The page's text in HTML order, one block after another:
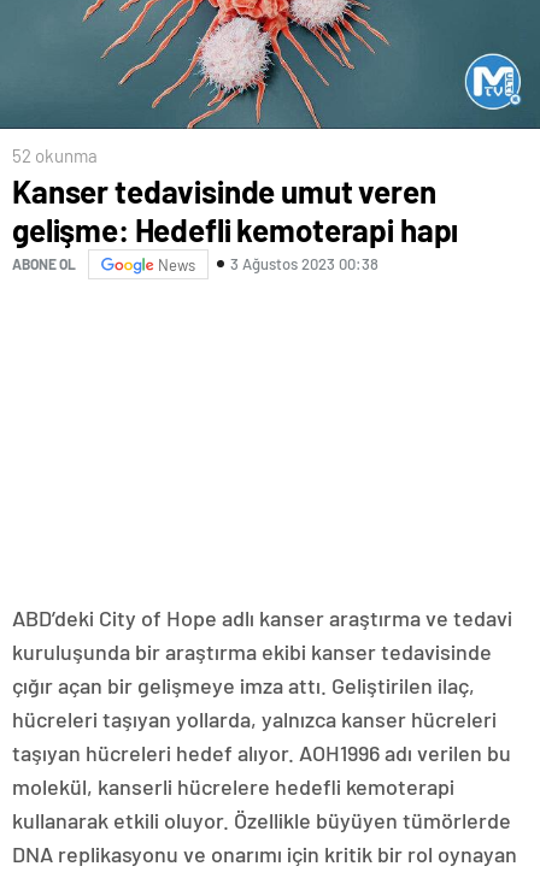
52 okunma
Kanser tedavisinde umut veren
gelişme: Hedefli kemoterapi hapı
ABONE OL News 3 Ağustos 2023 00:38
ABD’deki City of Hope adlı kanser araştırma ve tedavi
kuruluşunda bir araştırma ekibi kanser tedavisinde
çığır açan bir gelişmeye imza attı. Geliştirilen ilaç,
hücreleri taşıyan yollarda, yalnızca kanser hücreleri
taşıyan hücreleri hedef alıyor. AOH1996 adı verilen bu
molekül, kanserli hücrelere hedefli kemoterapi
kullanarak etkili oluyor. Özellikle büyüyen tümörlerde
DNA replikasyonu ve onarımı için kritik bir rol oynayan